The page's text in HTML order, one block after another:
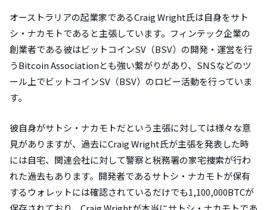
オーストラリアの起業家であるCraig Wright氏は自身をサト
シ・ナカモトであると主張しています。フィンテック企業の
創業者である彼はビットコインSV（BSV）の開発・運営を行
うBitcoin Associationとも強い繋がりがあり、SNSなどのツ
ール上でビットコインSV（BSV）のロビー活動を行っていま
す。
彼自身がサトシ・ナカモトだという主張に対しては様々な意
見がありますが、過去にCraig Wright氏が主張を発表した時
には自宅、関連会社に対して警察と税務署の家宅捜索が行わ
れた過去もあります。開発者であるサトシ・ナカモトが保有
するウォレットには確認されているだけでも1,100,000BTCが